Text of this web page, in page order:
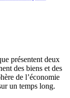
présentent deux
des biens et des
de l’économie
un temps long.